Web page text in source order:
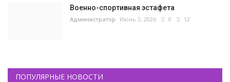
Военно-спортивная эстафета
Администратор Июнь 3, 2026 0 12
ПОПУЛЯРНЫЕ НОВОСТИ